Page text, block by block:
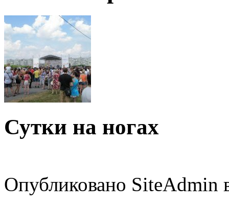
Сутки на ногах
Опубликовано SiteAdmin